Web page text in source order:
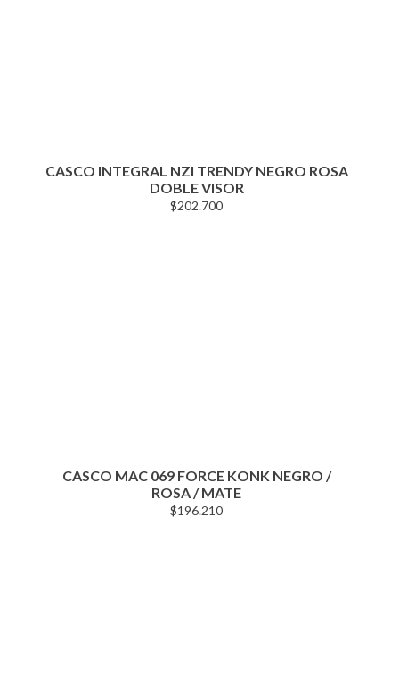
CASCO INTEGRAL NZI TRENDY NEGRO ROSA
DOBLE VISOR
$202.700
CASCO MAC 069 FORCE KONK NEGRO /
ROSA / MATE
$196.210